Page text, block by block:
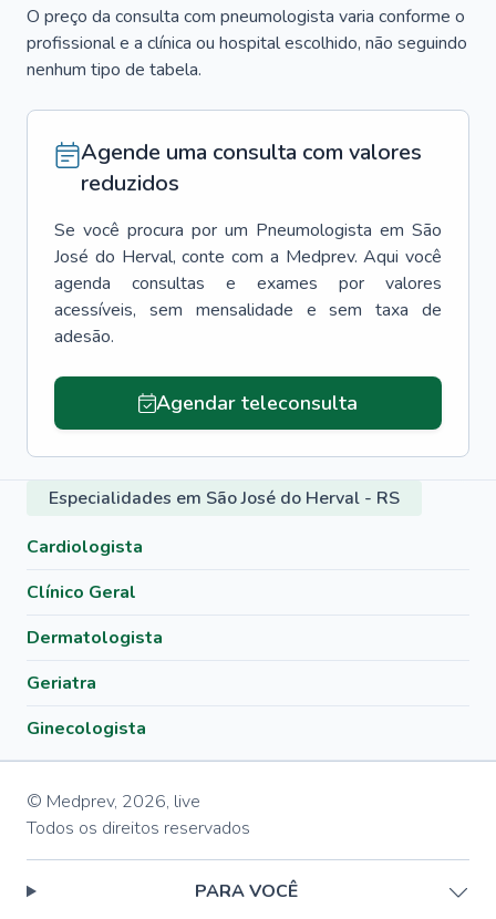
O preço da consulta com pneumologista varia conforme o
profissional e a clínica ou hospital escolhido, não seguindo
nenhum tipo de tabela.
Agende uma consulta com valores
reduzidos
Se você procura por um Pneumologista em São
José do Herval, conte com a Medprev. Aqui você
agenda consultas e exames por valores
acessíveis, sem mensalidade e sem taxa de
adesão.
Agendar teleconsulta
Especialidades em São José do Herval - RS
Cardiologista
Clínico Geral
Dermatologista
Geriatra
Ginecologista
© Medprev, 2026, live
Todos os direitos reservados
PARA VOCÊ